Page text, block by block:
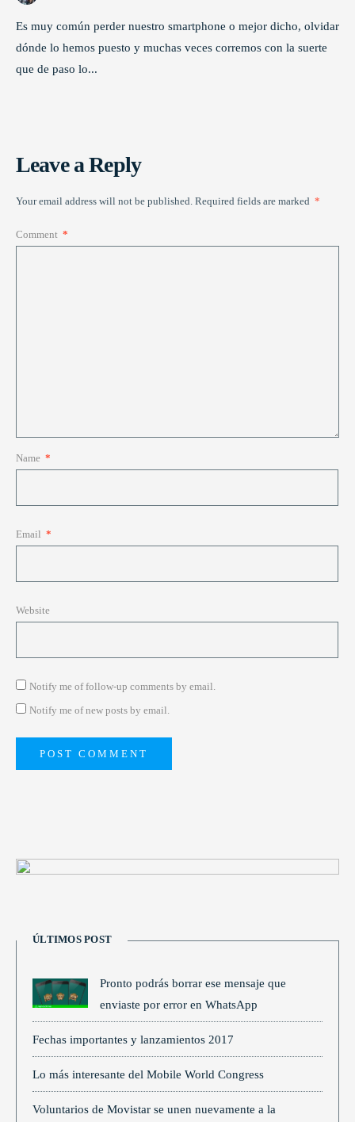
Es muy común perder nuestro smartphone o mejor dicho, olvidar
dónde lo hemos puesto y muchas veces corremos con la suerte
que de paso lo...
Leave a Reply
Your email address will not be published. Required fields are marked *
Comment *
Name *
Email *
Website
Notify me of follow-up comments by email.
Notify me of new posts by email.
ÚLTIMOS POST
Pronto podrás borrar ese mensaje que
enviaste por error en WhatsApp
Fechas importantes y lanzamientos 2017
Lo más interesante del Mobile World Congress
Voluntarios de Movistar se unen nuevamente a la